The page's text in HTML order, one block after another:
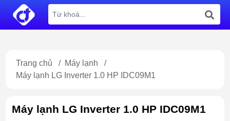
Trang chủ / Máy lạnh
/
Máy lạnh LG Inverter 1.0 HP IDC09M1
Máy lạnh LG Inverter 1.0 HP IDC09M1